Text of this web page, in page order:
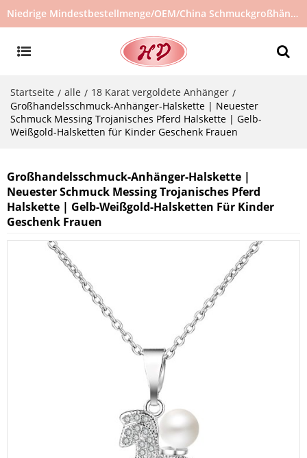
Niedrige Mindestbestellmenge/OEM/China Schmuckgroßhändler/Schmucklieferant/heiß verkaufter Schmuck auf Lager/kein gebrauchter Schmuck
Startseite / alle / 18 Karat vergoldete Anhänger /
Großhandelsschmuck-Anhänger-Halskette | Neuester
Schmuck Messing Trojanisches Pferd Halskette | Gelb-
Weißgold-Halsketten für Kinder Geschenk Frauen
Großhandelsschmuck-Anhänger-Halskette |
Neuester Schmuck Messing Trojanisches Pferd
Halskette | Gelb-Weißgold-Halsketten Für Kinder
Geschenk Frauen